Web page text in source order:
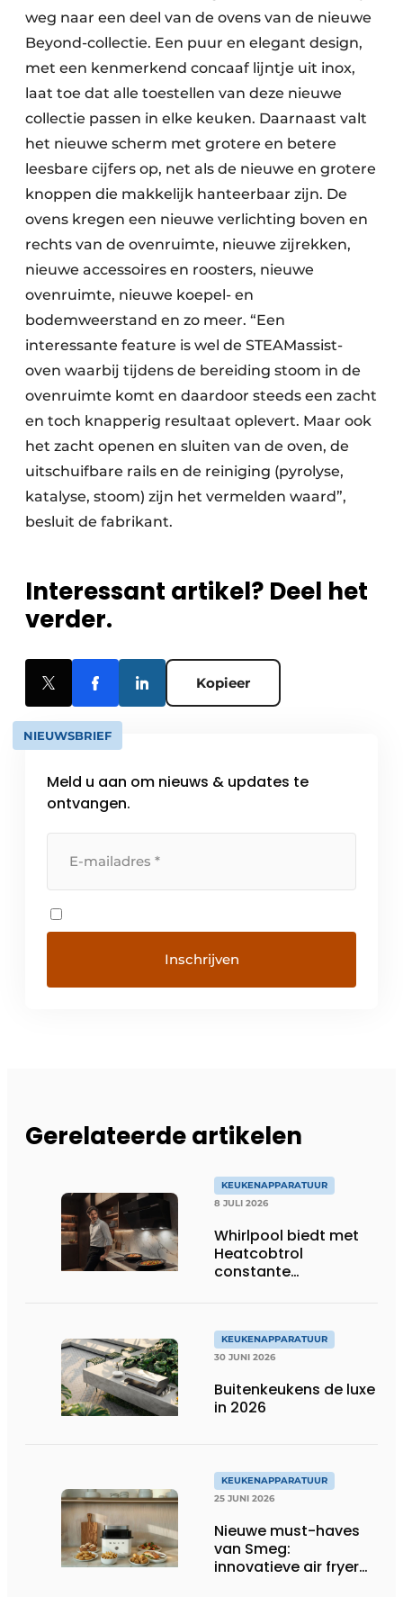
weg naar een deel van de ovens van de nieuwe
Beyond-collectie. Een puur en elegant design,
met een kenmerkend concaaf lijntje uit inox,
laat toe dat alle toestellen van deze nieuwe
collectie passen in elke keuken. Daarnaast valt
het nieuwe scherm met grotere en betere
leesbare cijfers op, net als de nieuwe en grotere
knoppen die makkelijk hanteerbaar zijn. De
ovens kregen een nieuwe verlichting boven en
rechts van de ovenruimte, nieuwe zijrekken,
nieuwe accessoires en roosters, nieuwe
ovenruimte, nieuwe koepel- en
bodemweerstand en zo meer. “Een
interessante feature is wel de STEAMassist-
oven waarbij tijdens de bereiding stoom in de
ovenruimte komt en daardoor steeds een zacht
en toch knapperig resultaat oplevert. Maar ook
het zacht openen en sluiten van de oven, de
uitschuifbare rails en de reiniging (pyrolyse,
katalyse, stoom) zijn het vermelden waard”,
besluit de fabrikant.
Interessant artikel? Deel het
verder.
Kopieer
NIEUWSBRIEF
Meld u aan om nieuws & updates te
ontvangen.
Gerelateerde artikelen
KEUKENAPPARATUUR
8 JULI 2026
Whirlpool biedt met
Heatcobtrol
constante
KEUKENAPPARATUUR
30 JUNI 2026
Buitenkeukens de luxe
in 2026
KEUKENAPPARATUUR
25 JUNI 2026
Nieuwe must-haves
van Smeg:
innovatieve air fryer